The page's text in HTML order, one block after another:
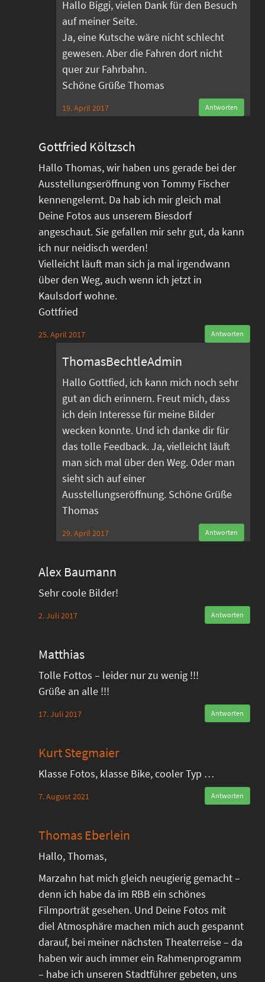
Hallo Biggi, vielen Dank für den Besuch
auf meiner Seite.
Ja, eine Kutsche wäre nicht schlecht
gewesen. Aber die Fahren dort nicht
quer zur Fahrbahn.
Schöne Grüße Thomas
19. April 2017 Antworten
Gottfried Költzsch
Hallo Thomas, wir haben uns gerade bei der
Ausstellungseröffnung von Tommy Fischer
kennengelernt. Da hab ich mir gleich mal
Deine Fotos aus unserem Biesdorf
angeschaut. Sie gefallen mir sehr gut, da kann
ich nur neidisch werden!
Vielleicht läuft man sich ja mal irgendwann
über den Weg, auch wenn ich jetzt in
Kaulsdorf wohne.
Gottfried
25. April 2017 Antworten
ThomasBechtleAdmin
Hallo Gottfied, ich kann mich noch sehr
gut an dich erinnern. Freut mich, dass
ich dein Interesse für meine Bilder
wecken konnte. Und ich danke dir für
das tolle Feedback. Ja, vielleicht läuft
man sich mal über den Weg. Oder man
sieht sich auf einer
Ausstellungseröffnung. Schöne Grüße
Thomas
29. April 2017 Antworten
Alex Baumann
Sehr coole Bilder!
2. Juli 2017 Antworten
Matthias
Tolle Fottos – leider nur zu wenig !!!
Grüße an alle !!!
17. Juli 2017 Antworten
Kurt Stegmaier
Klasse Fotos, klasse Bike, cooler Typ …
7. August 2021 Antworten
Thomas Eberlein
Hallo, Thomas,
Marzahn hat mich gleich neugierig gemacht –
denn ich habe da im RBB ein schönes
Filmporträt gesehen. Und Deine Fotos mit
diel Atmosphäre machen mich auch gespannt
darauf, bei meiner nächsten Theaterreise – da
haben wir auch immer ein Rahmenprogramm
– habe ich unseren Stadtführer gebeten, uns